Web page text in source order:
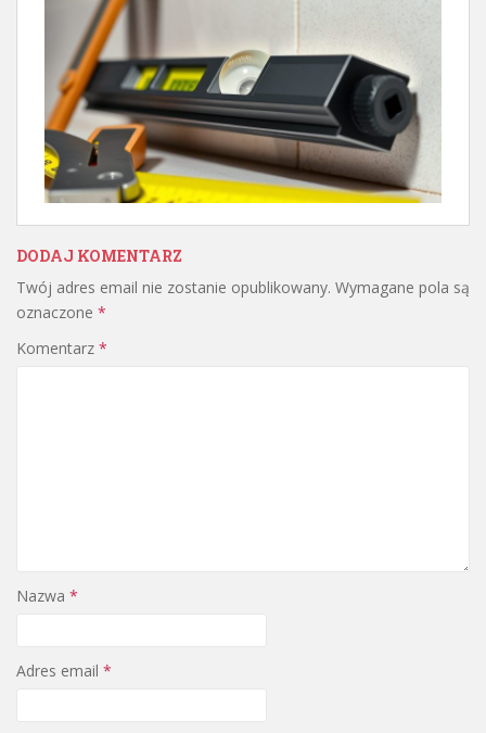
DODAJ KOMENTARZ
Twój adres email nie zostanie opublikowany. Wymagane pola są
oznaczone *
Komentarz *
Nazwa *
Adres email *